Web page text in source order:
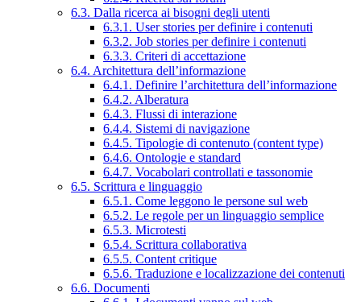
6.3. Dalla ricerca ai bisogni degli utenti
6.3.1. User stories per definire i contenuti
6.3.2. Job stories per definire i contenuti
6.3.3. Criteri di accettazione
6.4. Architettura dell’informazione
6.4.1. Definire l’architettura dell’informazione
6.4.2. Alberatura
6.4.3. Flussi di interazione
6.4.4. Sistemi di navigazione
6.4.5. Tipologie di contenuto (content type)
6.4.6. Ontologie e standard
6.4.7. Vocabolari controllati e tassonomie
6.5. Scrittura e linguaggio
6.5.1. Come leggono le persone sul web
6.5.2. Le regole per un linguaggio semplice
6.5.3. Microtesti
6.5.4. Scrittura collaborativa
6.5.5. Content critique
6.5.6. Traduzione e localizzazione dei contenuti
6.6. Documenti